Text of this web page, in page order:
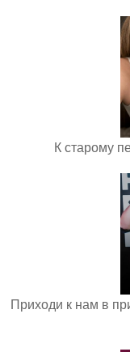
К старому
Приходи к нам в